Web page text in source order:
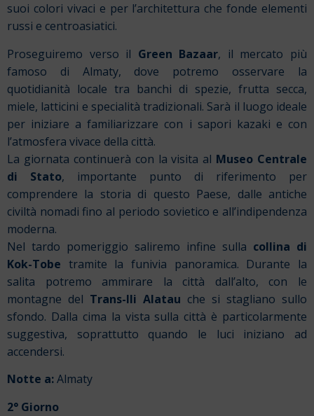
suoi colori vivaci e per l’architettura che fonde elementi
russi e centroasiatici.
Proseguiremo verso il Green Bazaar, il mercato più
famoso di Almaty, dove potremo osservare la
quotidianità locale tra banchi di spezie, frutta secca,
miele, latticini e specialità tradizionali. Sarà il luogo ideale
per iniziare a familiarizzare con i sapori kazaki e con
l’atmosfera vivace della città.
La giornata continuerà con la visita al Museo Centrale
di Stato, importante punto di riferimento per
comprendere la storia di questo Paese, dalle antiche
civiltà nomadi fino al periodo sovietico e all’indipendenza
moderna.
Nel tardo pomeriggio saliremo infine sulla collina di
Kok-Tobe tramite la funivia panoramica. Durante la
salita potremo ammirare la città dall’alto, con le
montagne del Trans-Ili Alatau che si stagliano sullo
sfondo. Dalla cima la vista sulla città è particolarmente
suggestiva, soprattutto quando le luci iniziano ad
accendersi.
Notte a:Almaty
2° Giorno